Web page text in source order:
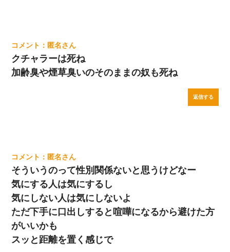
匿名
クチャラーは死ね
加齢臭や煙草臭いのそのままの奴も死ね
返信する
匿名
そういうのって性別関係ないと思うけどなー
気にする人は気にするし
気にしない人は気にしないよ
ただ下手に口出しすると喧嘩になるから避けた方
がいいかも
スッと距離を置く感じで